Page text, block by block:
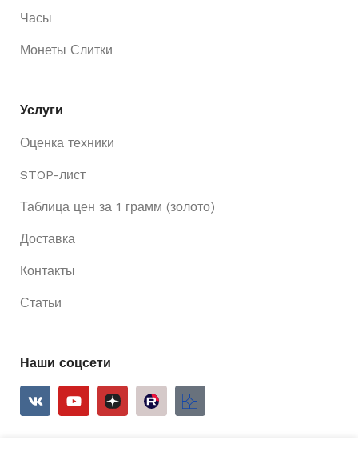
Часы
Монеты Слитки
Услуги
Оценка техники
STOP-лист
Таблица цен за 1 грамм (золото)
Доставка
Контакты
Статьи
Наши соцсети